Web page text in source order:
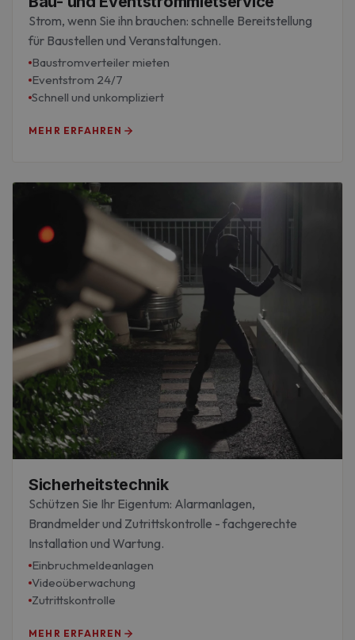
Strom, wenn Sie ihn brauchen: schnelle Bereitstellung
für Baustellen und Veranstaltungen.
Baustromverteiler mieten
Eventstrom 24/7
Schnell und unkompliziert
MEHR ERFAHREN
Sicherheitstechnik
Schützen Sie Ihr Eigentum: Alarmanlagen,
Brandmelder und Zutrittskontrolle - fachgerechte
Installation und Wartung.
Einbruchmeldeanlagen
Videoüberwachung
Zutrittskontrolle
MEHR ERFAHREN